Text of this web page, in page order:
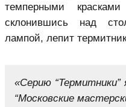
темперными
склонившись над
лампой, лепит
«Серию “Термитники”
“Московские